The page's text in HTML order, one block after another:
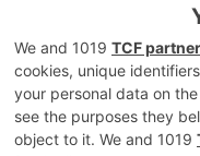
llevar a cabo la
se ejecutó el
un varón, el cual
"crack" en